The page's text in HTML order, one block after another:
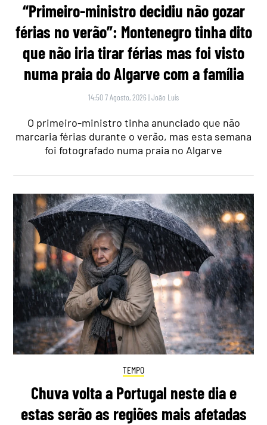
“Primeiro-ministro decidiu não gozar
férias no verão”: Montenegro tinha dito
que não iria tirar férias mas foi visto
numa praia do Algarve com a família
14:50 7 Agosto, 2026 |João Luís
O primeiro-ministro tinha anunciado que não
marcaria férias durante o verão, mas esta semana
foi fotografado numa praia no Algarve
TEMPO
Chuva volta a Portugal neste dia e
estas serão as regiões mais afetadas